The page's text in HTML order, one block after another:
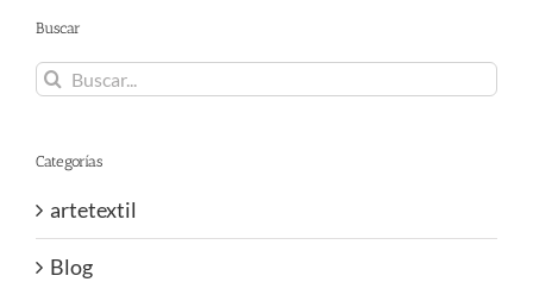
Buscar
Buscar:
Categorías
artetextil
Blog